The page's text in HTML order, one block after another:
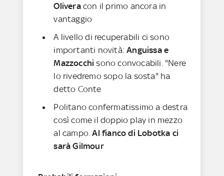
Oliveracon il primo ancora in
vantaggio
A livello di recuperabili ci sono
importanti novità: Anguissa e
Mazzocchisono convocabili. "Nere
lo rivedremo sopo la sosta" ha
detto Conte
Politano confermatissimo a destra
così come il doppio play in mezzo
al campo.Al fianco di Lobotka ci
sarà Gilmour